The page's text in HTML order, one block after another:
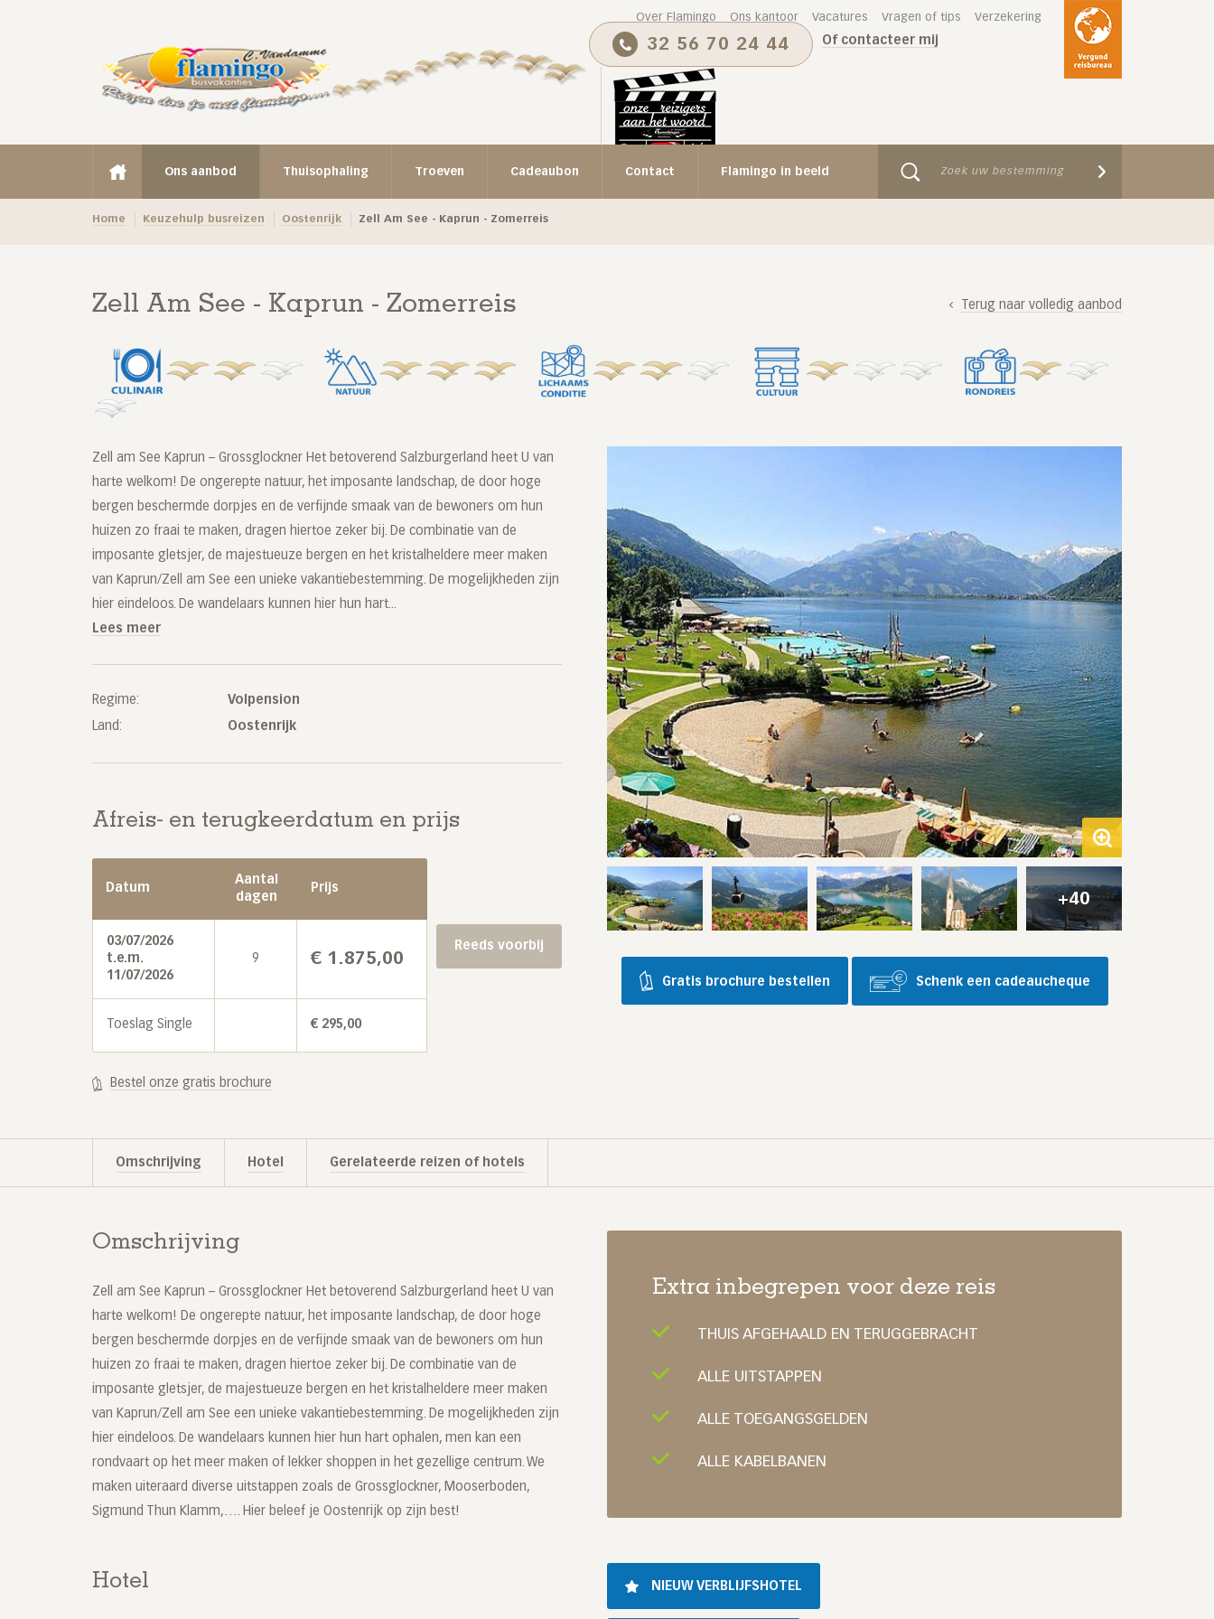
Over Flamingo Ons kantoor Vacatures Vragen of tips Verzekering
32 56 70 24 44 Of contacteer mij
Ons aanbod Thuisophaling Troeven Cadeaubon Contact Flamingo in beeld
Home Keuzehulp busreizen Oostenrijk Zell Am See - Kaprun - Zomerreis
Zell Am See - Kaprun - Zomerreis Terug naar volledig aanbod
+40
Gratis brochure bestellen Schenk een cadeaucheque
Zell am See Kaprun – Grossglockner Het betoverend Salzburgerland heet U van
harte welkom! De ongerepte natuur, het imposante landschap, de door hoge
bergen beschermde dorpjes en de verfijnde smaak van de bewoners om hun
huizen zo fraai te maken, dragen hiertoe zeker bij. De combinatie van de
imposante gletsjer, de majestueuze bergen en het kristalheldere meer maken
van Kaprun/Zell am See een unieke vakantiebestemming. De mogelijkheden zijn
hier eindeloos. De wandelaars kunnen hier hun hart...
Lees meer
Regime: Volpension
Land: Oostenrijk
Afreis- en terugkeerdatum en prijs
Datum
Aantal
dagen
Prijs
03/07/2026
t.e.m.
11/07/2026
9 € 1.875,00
Reeds voorbij
Toeslag Single € 295,00
Bestel onze gratis brochure
Omschrijving Hotel Gerelateerde reizen of hotels
Omschrijving
Zell am See Kaprun – Grossglockner Het betoverend Salzburgerland heet U van
harte welkom! De ongerepte natuur, het imposante landschap, de door hoge
bergen beschermde dorpjes en de verfijnde smaak van de bewoners om hun
huizen zo fraai te maken, dragen hiertoe zeker bij. De combinatie van de
imposante gletsjer, de majestueuze bergen en het kristalheldere meer maken
van Kaprun/Zell am See een unieke vakantiebestemming. De mogelijkheden zijn
hier eindeloos. De wandelaars kunnen hier hun hart ophalen, men kan een
rondvaart op het meer maken of lekker shoppen in het gezellige centrum. We
maken uiteraard diverse uitstappen zoals de Grossglockner, Mooserboden,
Sigmund Thun Klamm,…. Hier beleef je Oostenrijk op zijn best!
Hotel
Extra inbegrepen voor deze reis
THUIS AFGEHAALD EN TERUGGEBRACHT
ALLE UITSTAPPEN
ALLE TOEGANGSGELDEN
ALLE KABELBANEN
NIEUW VERBLIJFSHOTEL